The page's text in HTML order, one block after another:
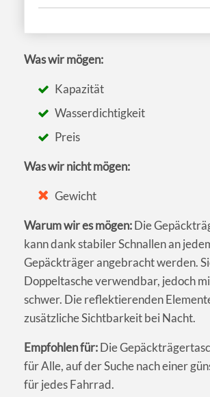
Was wir mögen:
Kapazität
Wasserdichtigkeit
Preis
Was wir nicht mögen:
Gewicht
Warum wir es mögen:Die
kann dank stabiler Schnallen an
Gepäckträger angebracht werden.
Doppeltasche verwendbar, jedoch
schwer. Die reflektierenden
zusätzliche Sichtbarkeit bei Nacht.
Empfohlen für:Die
für Alle, auf der Suche nach einer
für jedes Fahrrad.